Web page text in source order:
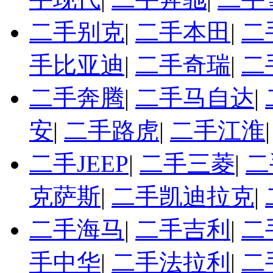
二手别克| 二手本田 | 二
手比亚迪| 二手奇瑞| 二
二手奔腾| 二手马自达|
安| 二手路虎| 二手江淮
二手JEEP| 二手三菱|
克萨斯| 二手凯迪拉克|
二手海马| 二手吉利 | 二
手中华| 二手法拉利 | 二